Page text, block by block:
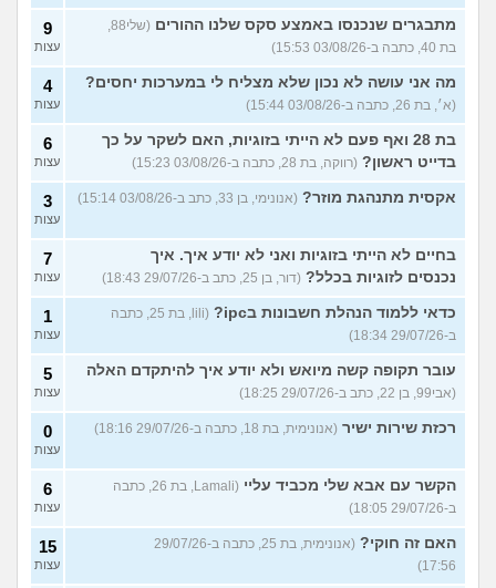
מתבגרים שנכנסו באמצע סקס שלנו ההורים
בת 40, כתבה ב-03/08/26 15:53)
9
עצות
מה אני עושה לא נכון שלא מצליח לי במערכות יחסים?
(א׳, בת 26, כתבה ב-03/08/26 15:44)
4
עצות
בת 28 ואף פעם לא הייתי בזוגיות, האם לשקר על כך
בדייט ראשון? (רווקה, בת 28, כתבה ב-03/08/26 15:23)
6
עצות
אקסית מתנהגת מוזר? (אנונימי, בן 33, כתב ב-03/08/26 15:14) 3
עצות
בחיים לא הייתי בזוגיות ואני לא יודע איך. איך
נכנסים לזוגיות בכלל? (דור, בן 25, כתב ב-29/07/26 18:43)
7
עצות
כדאי ללמוד הנהלת חשבונות בipc?
(lili, בת 25, כתבה
ב-29/07/26 18:34)
1
עצות
עובר תקופה קשה מיואש ולא יודע איך להיתקדם האלה
(אבי99, בן 22, כתב ב-29/07/26 18:25)
5
עצות
רכזת שירות ישיר (אנונימית, בת 18, כתבה ב-29/07/26 18:16) 0
עצות
הקשר עם אבא שלי מכביד עליי
(Lamali, בת 26, כתבה
ב-29/07/26 18:05)
6
עצות
האם זה חוקי?
(אנונימית, בת 25, כתבה ב-29/07/26
17:56)
15
עצות